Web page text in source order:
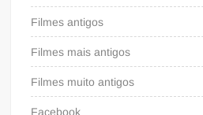
Filmes antigos
Filmes mais antigos
Filmes muito antigos
Facebook